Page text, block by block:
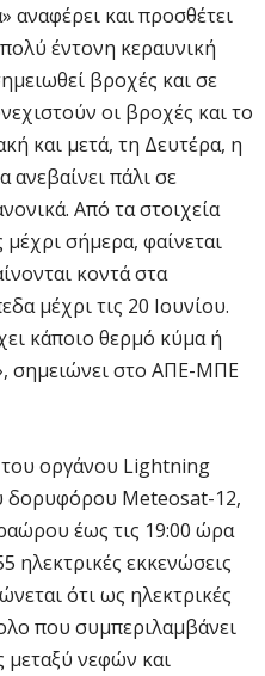
αναφέρει και προσθέτει
έντονη κεραυνική
βροχές και σε
οι βροχές και το
και μετά, τη Δευτέρα, η
ανεβαίνει πάλι σε
Από τα στοιχεία
σήμερα, φαίνεται
κοντά στα
μέχρι τις 20 Ιουνίου.
κάποιο θερμό κύμα ή
σημειώνει στο ΑΠΕ-ΜΠΕ
οργάνου Lightning
δορυφόρου Meteosat-12,
έως τις 19:00 ώρα
ηλεκτρικές εκκενώσεις
ότι ως ηλεκτρικές
που συμπεριλαμβάνει
μεταξύ νεφών και